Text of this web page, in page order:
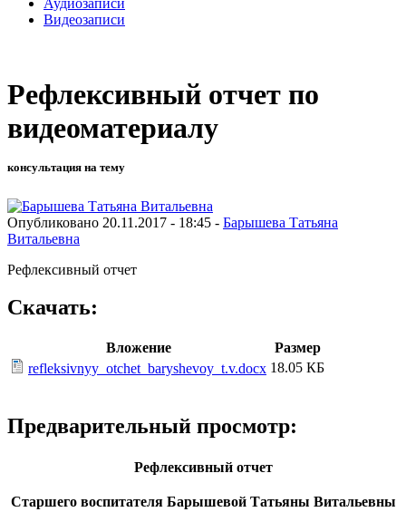
Видеозаписи
Рефлексивный отчет по
видеоматериалу
консультация на тему
Опубликовано 20.11.2017 - 18:45 - Барышева Татьяна
Витальевна
Рефлексивный отчет
Скачать:
Вложение
Размер
refleksivnyy_otchet_baryshevoy_t.v.docx 18.05 КБ
Предварительный просмотр:
Рефлексивный отчет
Старшего воспитателя Барышевой Татьяны Витальевны